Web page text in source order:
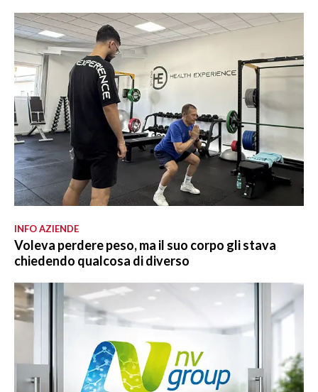
INFO AZIENDE
Voleva perdere peso, ma il suo corpo gli stava
chiedendo qualcosa di diverso